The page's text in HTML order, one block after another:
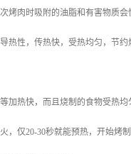
烤肉时吸附的油脂和有害物质
热性，传热快，受热均匀，节约
加热快，而且烧制的食物受热
，仅20-30秒就能预热，开始烤